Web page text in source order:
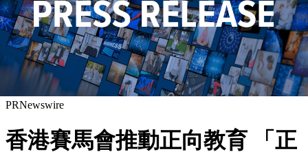
PRNewswire
香港賽馬會推動正向教育 「正